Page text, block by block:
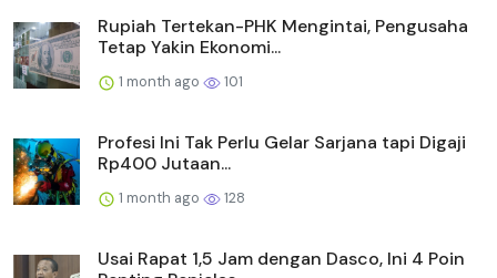
Rupiah Tertekan-PHK Mengintai, Pengusaha
Tetap Yakin Ekonomi...
1 month ago 101
Profesi Ini Tak Perlu Gelar Sarjana tapi Digaji
Rp400 Jutaan...
1 month ago 128
Usai Rapat 1,5 Jam dengan Dasco, Ini 4 Poin